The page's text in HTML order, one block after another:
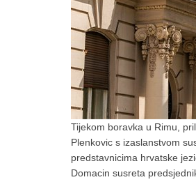
Tijekom boravka u Rimu,
Plenkovic s izaslanstvom
predstavnicima hrvatske
Domacin susreta